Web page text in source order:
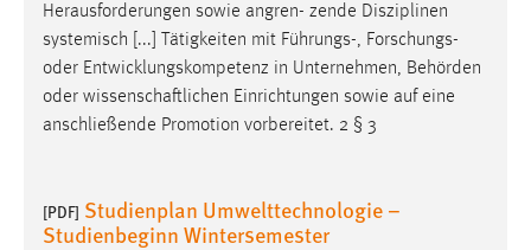
Herausforderungen sowie angren- zende Disziplinen
systemisch [...] Tätigkeiten mit Führungs-, Forschungs-
oder Entwicklungskompetenz in Unternehmen, Behörden
oder wissenschaftlichen Einrichtungen sowie auf eine
anschließende Promotion vorbereitet. 2 § 3
[PDF] Studienplan Umwelttechnologie –
Studienbeginn Wintersemester